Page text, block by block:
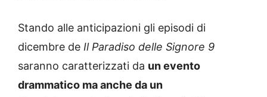
Stando alle anticipazioni gli episodi di
dicembre de Il Paradiso delle Signore 9
saranno caratterizzati da un evento
drammatico ma anche da un